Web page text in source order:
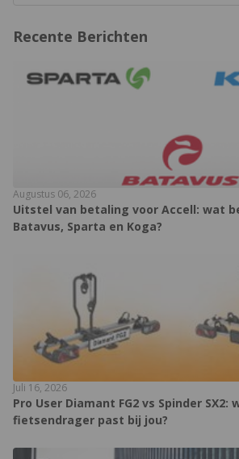
Recente Berichten
Augustus 06, 2026
Uitstel van betaling voor Accell: wat
Batavus, Sparta en Koga?
Juli 16, 2026
Pro User Diamant FG2 vs Spinder SX2:
fietsendrager past bij jou?